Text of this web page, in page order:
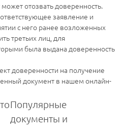
отозвать доверенность.
заявление и
с него ранее возложенных
третьих лиц, для
была выдана доверенность
доверенности на получение
документ в нашем онлайн-
Популярные
документы и